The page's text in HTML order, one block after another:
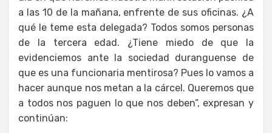
a las 10 de la mañana, enfrente de sus oficinas. ¿A
qué le teme esta delegada? Todos somos personas
de la tercera edad. ¿Tiene miedo de que la
evidenciemos ante la sociedad duranguense de
que es una funcionaria mentirosa? Pues lo vamos a
hacer aunque nos metan a la cárcel. Queremos que
a todos nos paguen lo que nos deben”, expresan y
continúan: